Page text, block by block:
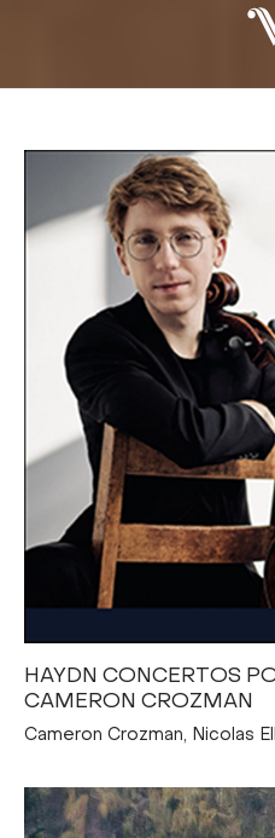
HAYDN CONCERTOS
CAMERON CROZMAN
Cameron Crozman, Nicolas